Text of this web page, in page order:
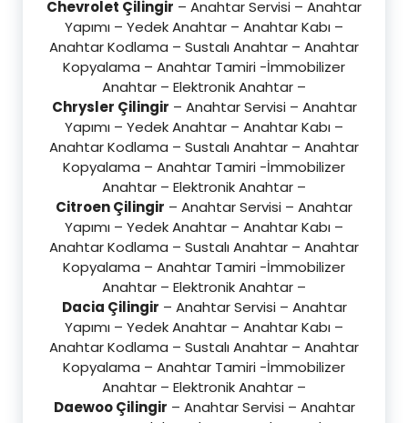
Chevrolet Çilingir – Anahtar Servisi – Anahtar
Yapımı – Yedek Anahtar – Anahtar Kabı –
Anahtar Kodlama – Sustalı Anahtar – Anahtar
Kopyalama – Anahtar Tamiri -İmmobilizer
Anahtar – Elektronik Anahtar –
Chrysler Çilingir – Anahtar Servisi – Anahtar
Yapımı – Yedek Anahtar – Anahtar Kabı –
Anahtar Kodlama – Sustalı Anahtar – Anahtar
Kopyalama – Anahtar Tamiri -İmmobilizer
Anahtar – Elektronik Anahtar –
Citroen Çilingir – Anahtar Servisi – Anahtar
Yapımı – Yedek Anahtar – Anahtar Kabı –
Anahtar Kodlama – Sustalı Anahtar – Anahtar
Kopyalama – Anahtar Tamiri -İmmobilizer
Anahtar – Elektronik Anahtar –
Dacia Çilingir – Anahtar Servisi – Anahtar
Yapımı – Yedek Anahtar – Anahtar Kabı –
Anahtar Kodlama – Sustalı Anahtar – Anahtar
Kopyalama – Anahtar Tamiri -İmmobilizer
Anahtar – Elektronik Anahtar –
Daewoo Çilingir – Anahtar Servisi – Anahtar